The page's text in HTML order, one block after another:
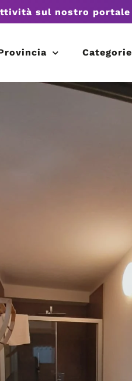
sul nostro portale
Categorie